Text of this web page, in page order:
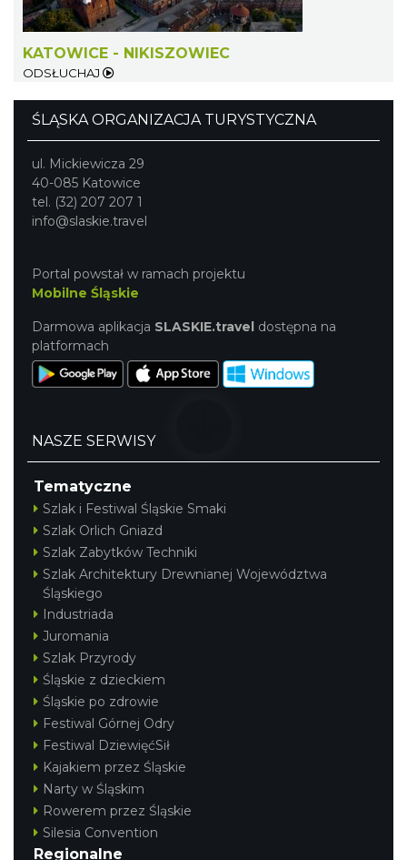
O zbożach, chlebie i ziołach
Chorzów
8.69 km
Chorzów
8.69 km
Koncert Sandry w Gliwicach
Gliwice
Święto Ziół w pszczyńskim skansenie
Pszczyna
23.38 km
KATOWICE - NIKISZOWIEC
ODSŁUCHAJ
ŚLĄSKA ORGANIZACJA TURYSTYCZNA
ul. Mickiewicza 29
40-085 Katowice
tel. (32) 207 207 1
info@slaskie.travel
Portal powstał w ramach projektu
Mobilne Śląskie
Darmowa aplikacja SLASKIE.travel dostępna na
platformach
NASZE SERWISY
Tematyczne
Szlak i Festiwal Śląskie Smaki
Szlak Orlich Gniazd
Szlak Zabytków Techniki
Szlak Architektury Drewnianej Województwa
Śląskiego
Industriada
Juromania
Szlak Przyrody
Śląskie z dzieckiem
Śląskie po zdrowie
Festiwal Górnej Odry
Festiwal DziewięćSił
Kajakiem przez Śląskie
Narty w Śląskim
Rowerem przez Śląskie
Silesia Convention
Regionalne